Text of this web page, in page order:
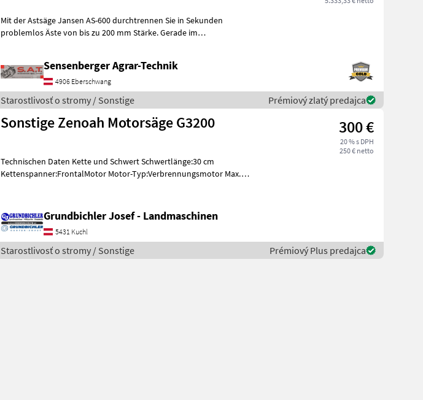
Mit der Astsäge Jansen AS-600 durchtrennen Sie in Sekunden
problemlos Äste von bis zu 200 mm Stärke. Gerade im
Sensenberger Agrar-Technik
4906 Eberschwang
Starostlivosť o stromy / Sonstige Prémiový zlatý predajca
Sonstige Zenoah Motorsäge G3200 300 €
20 % s DPH
250 € netto
Technischen Daten Kette und Schwert Schwertlänge:30 cm
Kettenspanner:FrontalMotor Motor-Typ:Verbrennungsmotor Max.
Grundbichler Josef - Landmaschinen
5431 Kuchl
Starostlivosť o stromy / Sonstige Prémiový Plus predajca